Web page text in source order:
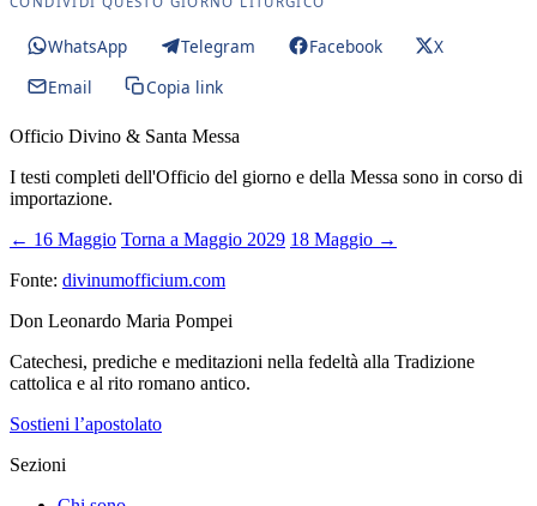
WhatsApp Telegram Facebook
X
Email
Copia link
Officio Divino & Santa Messa
I testi completi dell'Officio del giorno e della Messa sono in corso di
importazione.
← 16 Maggio Torna a Maggio 2029 18 Maggio →
Fonte: divinumofficium.com
Don Leonardo Maria Pompei
Catechesi, prediche e meditazioni nella fedeltà alla Tradizione
cattolica e al rito romano antico.
Sostieni l’apostolato
Sezioni